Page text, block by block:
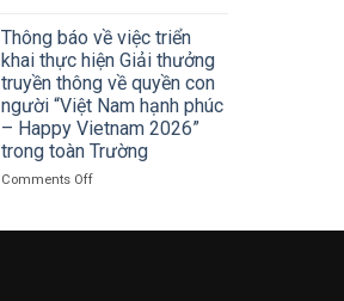
năm
2026,
chủ
đề
“Sắc
màu
Kỷ
nguyên
nghị
lần
thứ
ba
Ban
Chấp
hành
Trung
ĐIỆN
ẢNH
HÀ
NỘI:
HÀNH
TRÌNH
TRI
HÙNG
báo
về
việc
tuyển
chọn
và
cử
ứng
thực
Thông báo về việc triển
khai thực hiện Giải thưởng
truyền thông về quyền con
người “Việt Nam hạnh phúc
– Happy Vietnam 2026”
trong toàn Trường
Comments Offon